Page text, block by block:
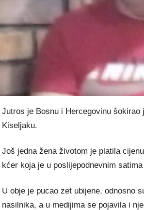
Jutros je Bosnu i Hercegovinu
Kiseljaku.
Još jedna žena životom je platila
kćer koja je u poslijepodnevnim
U obje je pucao zet ubijene, odnosno
nasilnika, a u medijima se pojavila i